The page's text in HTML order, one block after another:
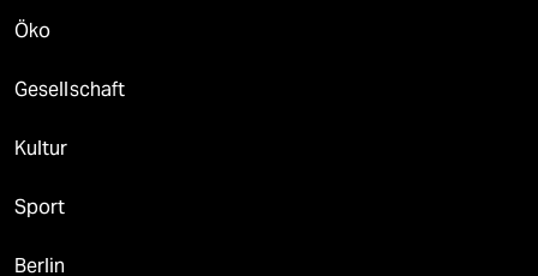
Öko
Gesellschaft
Kultur
Sport
Berlin